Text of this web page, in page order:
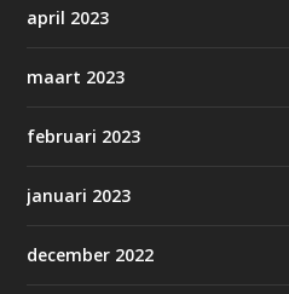
april 2023
maart 2023
februari 2023
januari 2023
december 2022